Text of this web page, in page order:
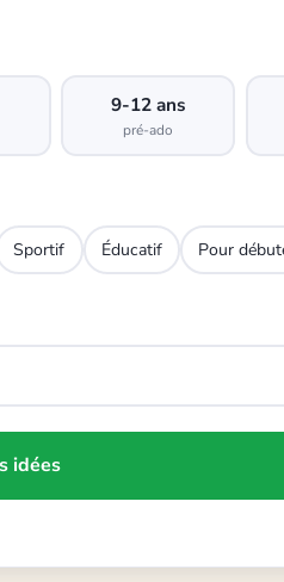
9-12 ans
pré-ado
Sportif Éducatif Pour
idées